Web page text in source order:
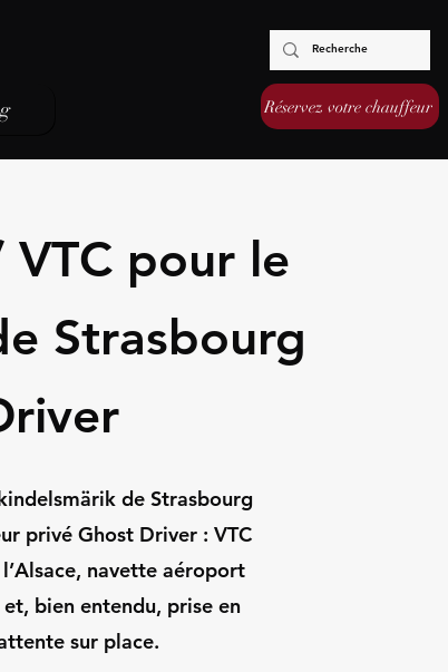
Réservez votre chauffeur
pour le
Strasbourg
de Strasbourg
privé Ghost Driver : VTC
navette aéroport
et, bien entendu, prise en
sur place.